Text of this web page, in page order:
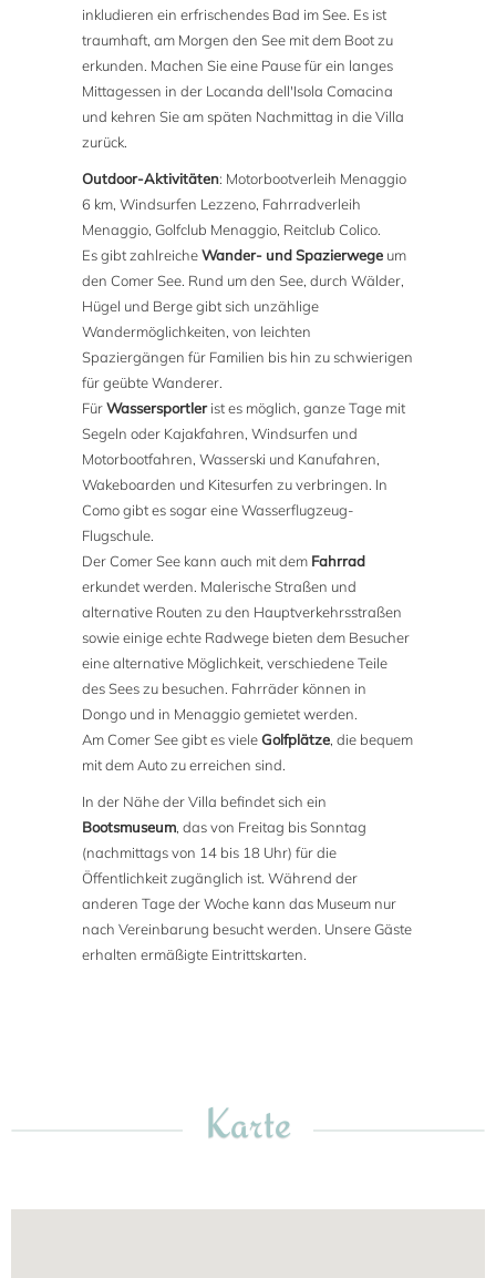
inkludieren ein erfrischendes Bad im See. Es ist
traumhaft, am Morgen den See mit dem Boot zu
erkunden. Machen Sie eine Pause für ein langes
Mittagessen in der Locanda dell'Isola Comacina
und kehren Sie am späten Nachmittag in die Villa
zurück.
Outdoor-Aktivitäten: Motorbootverleih Menaggio
6 km, Windsurfen Lezzeno, Fahrradverleih
Menaggio, Golfclub Menaggio, Reitclub Colico.
Es gibt zahlreicheWander- und Spazierwege um
den Comer See. Rund um den See, durch Wälder,
Hügel und Berge gibt sich unzählige
Wandermöglichkeiten, von leichten
Spaziergängen für Familien bis hin zu schwierigen
für geübte Wanderer.
FürWassersportlerist es möglich, ganze Tage mit
Segeln oder Kajakfahren, Windsurfen und
Motorbootfahren, Wasserski und Kanufahren,
Wakeboarden und Kitesurfen zu verbringen. In
Como gibt es sogar eine Wasserflugzeug-
Flugschule.
Der Comer See kann auch mit dem Fahrrad
erkundet werden. Malerische Straßen und
alternative Routen zu den Hauptverkehrsstraßen
sowie einige echte Radwege bieten dem Besucher
eine alternative Möglichkeit, verschiedene Teile
des Sees zu besuchen. Fahrräder können in
Dongo und in Menaggio gemietet werden.
Am Comer See gibt es vieleGolfplätze, die bequem
mit dem Auto zu erreichen sind.
In der Nähe der Villa befindet sich ein
Bootsmuseum, das von Freitag bis Sonntag
(nachmittags von 14 bis 18 Uhr) für die
Öffentlichkeit zugänglich ist. Während der
anderen Tage der Woche kann das Museum nur
nach Vereinbarung besucht werden. Unsere Gäste
erhalten ermäßigte Eintrittskarten.
Karte